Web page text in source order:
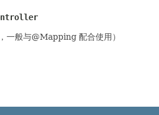
一般与@Mapping 配合使用）